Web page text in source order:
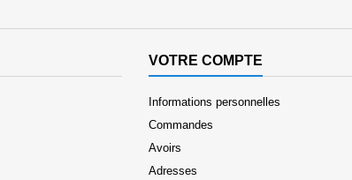
VOTRE COMPTE
Informations personnelles
Commandes
Avoirs
Adresses